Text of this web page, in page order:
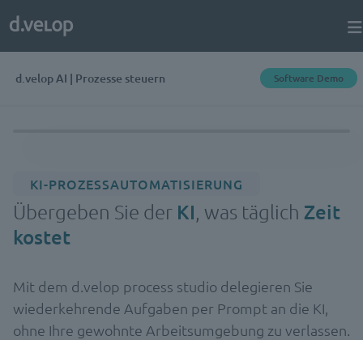
d.velop AI | Prozesse steuern Software Demo
KI-PROZESSAUTOMATISIERUNG
Übergeben Sie der KI, was täglich Zeit
kostet
Mit dem d.velop process studio delegieren Sie
wiederkehrende Aufgaben per Prompt an die KI,
ohne Ihre gewohnte Arbeitsumgebung zu verlassen.